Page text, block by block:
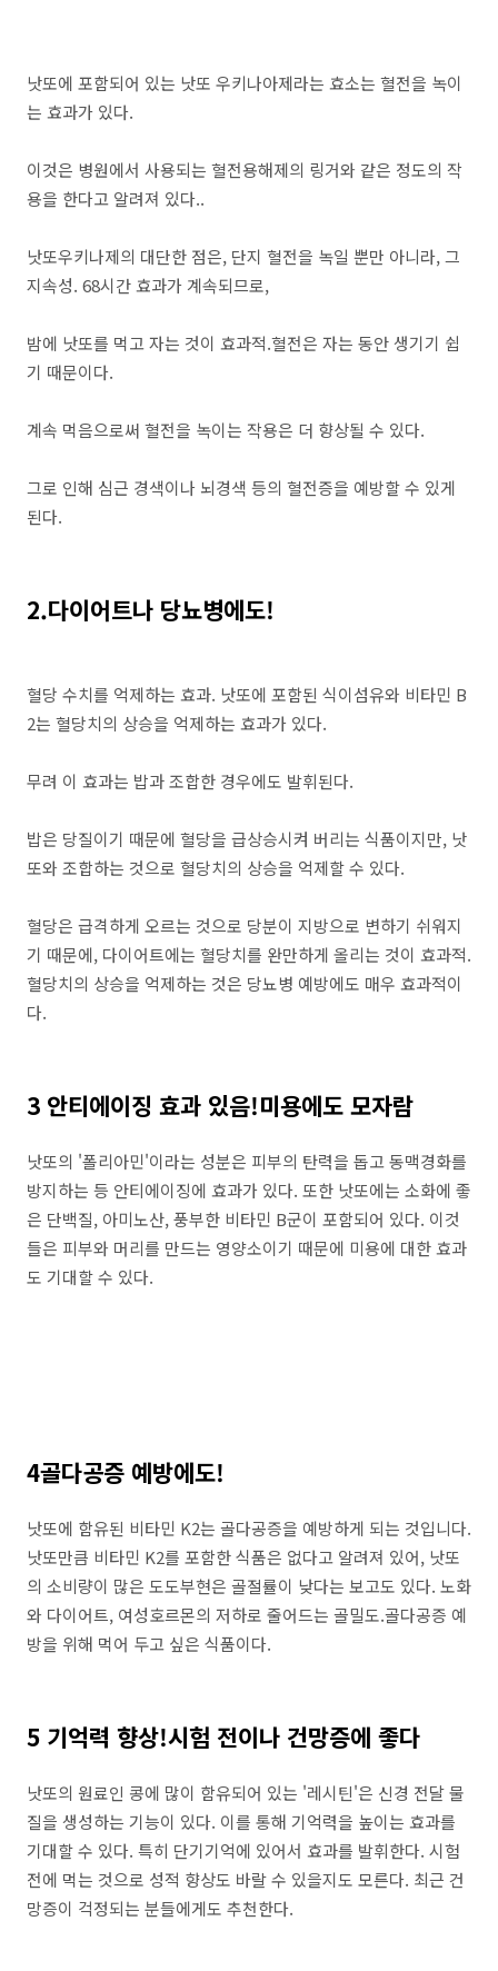
낫또에 포함되어 있는 낫또 우키나아제라는 효소는 혈전을 녹이
는 효과가 있다.
이것은 병원에서 사용되는 혈전용해제의 링거와 같은 정도의 작
용을 한다고 알려져 있다..
낫또우키나제의 대단한 점은, 단지 혈전을 녹일 뿐만 아니라, 그
지속성. 68시간 효과가 계속되므로,
밤에 낫또를 먹고 자는 것이 효과적.혈전은 자는 동안 생기기 쉽
기 때문이다.
계속 먹음으로써 혈전을 녹이는 작용은 더 향상될 수 있다.
그로 인해 심근 경색이나 뇌경색 등의 혈전증을 예방할 수 있게
된다.
2.다이어트나 당뇨병에도!
혈당 수치를 억제하는 효과. 낫또에 포함된 식이섬유와 비타민 B
2는 혈당치의 상승을 억제하는 효과가 있다.
무려 이 효과는 밥과 조합한 경우에도 발휘된다.
밥은 당질이기 때문에 혈당을 급상승시켜 버리는 식품이지만, 낫
또와 조합하는 것으로 혈당치의 상승을 억제할 수 있다.
혈당은 급격하게 오르는 것으로 당분이 지방으로 변하기 쉬워지
기 때문에, 다이어트에는 혈당치를 완만하게 올리는 것이 효과적.
혈당치의 상승을 억제하는 것은 당뇨병 예방에도 매우 효과적이
다.
3 안티에이징 효과 있음!미용에도 모자람
낫또의 '폴리아민'이라는 성분은 피부의 탄력을 돕고 동맥경화를
방지하는 등 안티에이징에 효과가 있다. 또한 낫또에는 소화에 좋
은 단백질, 아미노산, 풍부한 비타민 B군이 포함되어 있다. 이것
들은 피부와 머리를 만드는 영양소이기 때문에 미용에 대한 효과
도 기대할 수 있다.
4골다공증 예방에도!
낫또에 함유된 비타민 K2는 골다공증을 예방하게 되는 것입니다.
낫또만큼 비타민 K2를 포함한 식품은 없다고 알려져 있어, 낫또
의 소비량이 많은 도도부현은 골절률이 낮다는 보고도 있다. 노화
와 다이어트, 여성호르몬의 저하로 줄어드는 골밀도.골다공증 예
방을 위해 먹어 두고 싶은 식품이다.
5 기억력 향상!시험 전이나 건망증에 좋다
낫또의 원료인 콩에 많이 함유되어 있는 '레시틴'은 신경 전달 물
질을 생성하는 기능이 있다. 이를 통해 기억력을 높이는 효과를
기대할 수 있다. 특히 단기기억에 있어서 효과를 발휘한다. 시험
전에 먹는 것으로 성적 향상도 바랄 수 있을지도 모른다. 최근 건
망증이 걱정되는 분들에게도 추천한다.